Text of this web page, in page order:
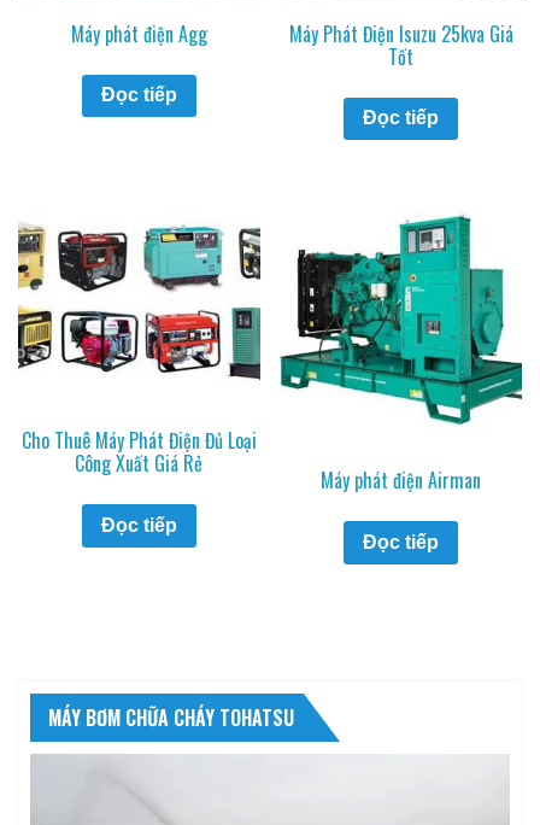
Máy phát điện Agg
Đọc tiếp
Máy Phát Điện Isuzu 25kva Giá
Tốt
Đọc tiếp
Cho Thuê Máy Phát Điện Đủ Loại
Công Xuất Giá Rẻ
Đọc tiếp
Máy phát điện Airman
Đọc tiếp
MÁY BƠM CHỮA CHÁY TOHATSU